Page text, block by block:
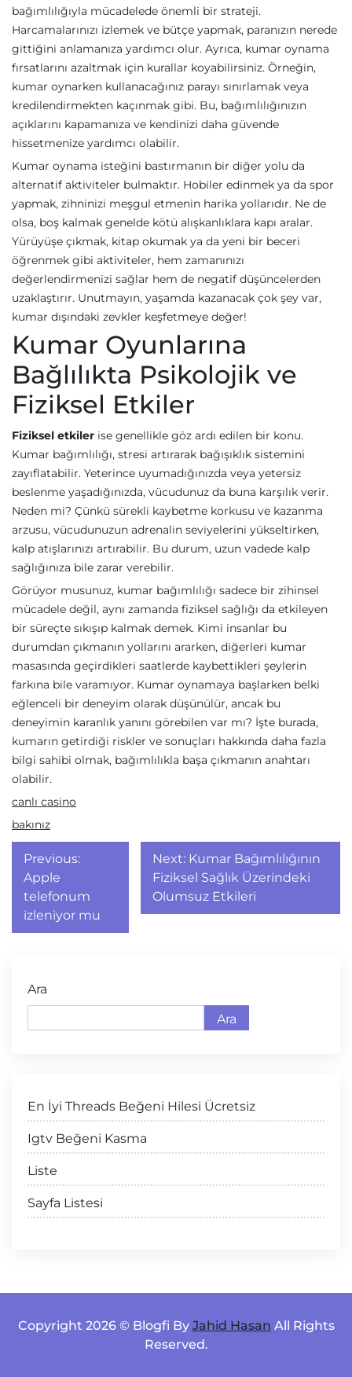
bağımlılığıyla mücadelede önemli bir strateji.
Harcamalarınızı izlemek ve bütçe yapmak, paranızın nerede
gittiğini anlamanıza yardımcı olur. Ayrıca, kumar oynama
fırsatlarını azaltmak için kurallar koyabilirsiniz. Örneğin,
kumar oynarken kullanacağınız parayı sınırlamak veya
kredilendirmekten kaçınmak gibi. Bu, bağımlılığınızın
açıklarını kapamanıza ve kendinizi daha güvende
hissetmenize yardımcı olabilir.
Kumar oynama isteğini bastırmanın bir diğer yolu da
alternatif aktiviteler bulmaktır. Hobiler edinmek ya da spor
yapmak, zihninizi meşgul etmenin harika yollarıdır. Ne de
olsa, boş kalmak genelde kötü alışkanlıklara kapı aralar.
Yürüyüşe çıkmak, kitap okumak ya da yeni bir beceri
öğrenmek gibi aktiviteler, hem zamanınızı
değerlendirmenizi sağlar hem de negatif düşüncelerden
uzaklaştırır. Unutmayın, yaşamda kazanacak çok şey var,
kumar dışındaki zevkler keşfetmeye değer!
Kumar Oyunlarına
Bağlılıkta Psikolojik ve
Fiziksel Etkiler
Fiziksel etkiler ise genellikle göz ardı edilen bir konu.
Kumar bağımlılığı, stresi artırarak bağışıklık sistemini
zayıflatabilir. Yeterince uyumadığınızda veya yetersiz
beslenme yaşadığınızda, vücudunuz da buna karşılık verir.
Neden mi? Çünkü sürekli kaybetme korkusu ve kazanma
arzusu, vücudunuzun adrenalin seviyelerini yükseltirken,
kalp atışlarınızı artırabilir. Bu durum, uzun vadede kalp
sağlığınıza bile zarar verebilir.
Görüyor musunuz, kumar bağımlılığı sadece bir zihinsel
mücadele değil, aynı zamanda fiziksel sağlığı da etkileyen
bir süreçte sıkışıp kalmak demek. Kimi insanlar bu
durumdan çıkmanın yollarını ararken, diğerleri kumar
masasında geçirdikleri saatlerde kaybettikleri şeylerin
farkına bile varamıyor. Kumar oynamaya başlarken belki
eğlenceli bir deneyim olarak düşünülür, ancak bu
deneyimin karanlık yanını görebilen var mı? İşte burada,
kumarın getirdiği riskler ve sonuçları hakkında daha fazla
bilgi sahibi olmak, bağımlılıkla başa çıkmanın anahtarı
olabilir.
canlı casino
bakınız
Yazı
gezinmesi
Previous:
Apple
telefonum
izleniyor mu
Next: Kumar Bağımlılığının
Fiziksel Sağlık Üzerindeki
Olumsuz Etkileri
Ara
Ara
En İyi Threads Beğeni Hilesi Ücretsiz
Igtv Beğeni Kasma
Liste
Sayfa Listesi
Copyright 2026 © Blogfi By Jahid Hasan All Rights
Reserved.